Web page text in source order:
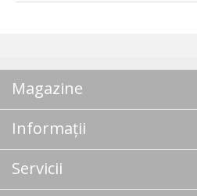
Magazine
Informații
Servicii